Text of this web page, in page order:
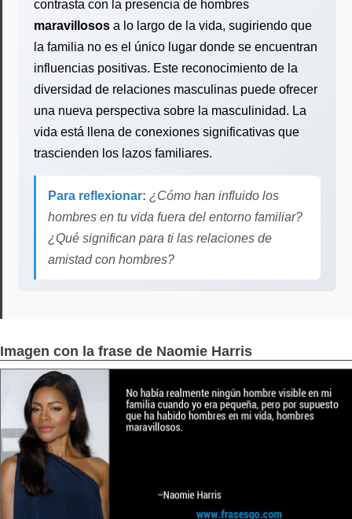
contrasta con la presencia de hombres
maravillosos a lo largo de la vida, sugiriendo que
la familia no es el único lugar donde se encuentran
influencias positivas. Este reconocimiento de la
diversidad de relaciones masculinas puede ofrecer
una nueva perspectiva sobre la masculinidad. La
vida está llena de conexiones significativas que
trascienden los lazos familiares.
Para reflexionar: ¿Cómo han influido los
hombres en tu vida fuera del entorno familiar?
¿Qué significan para ti las relaciones de
amistad con hombres?
Imagen con la frase de Naomie Harris